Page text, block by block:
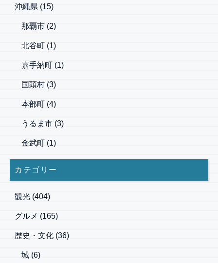
沖縄県 (15)
那覇市 (2)
北谷町 (1)
嘉手納町 (1)
国頭村 (3)
本部町 (4)
うるま市 (3)
金武町 (1)
カテゴリー
観光 (404)
グルメ (165)
歴史・文化 (36)
城 (6)